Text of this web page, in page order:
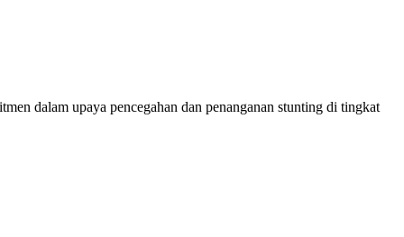
dalam upaya pencegahan dan penanganan stunting di tingkat